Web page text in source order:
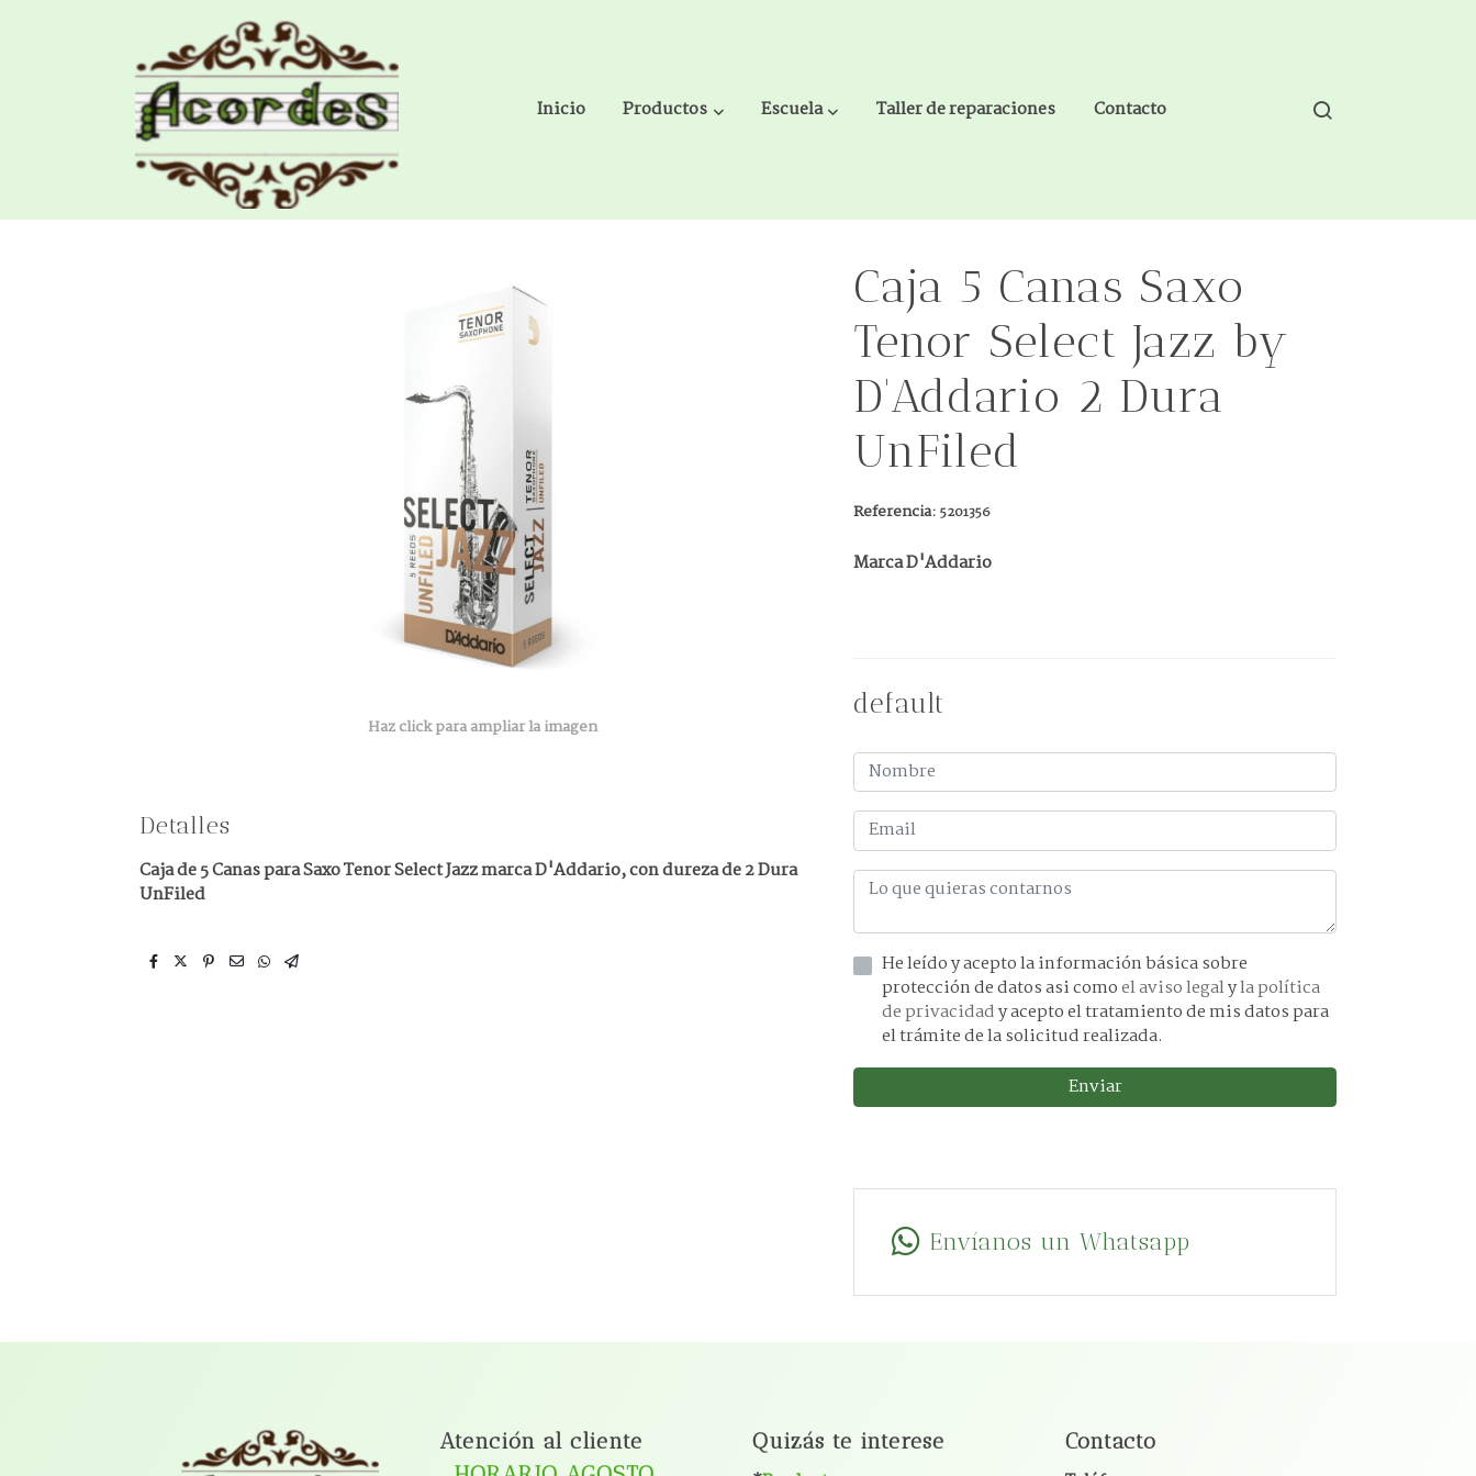
Inicio Productos Escuela Taller de reparaciones Contacto
Productos Caja 5 Canas Saxo Tenor Select Jazz by D'Addario 2 Dura UnFiled
Haz click para ampliar la imagen
Detalles
Caja de 5 Canas para Saxo Tenor Select Jazz marca D'Addario, con dureza de 2 Dura
UnFiled
Caja 5 Canas Saxo
Tenor Select Jazz by
D'Addario 2 Dura
UnFiled
Referencia:5201356
Marca D'Addario
default
He leído y acepto la información básica sobre
protección de datos asi comoel aviso legalyla política
de privacidady acepto el tratamiento de mis datos para
el trámite de la solicitud realizada.
Enviar
Envíanos un Whatsapp
Atención al cliente
Quizás te interese Contacto